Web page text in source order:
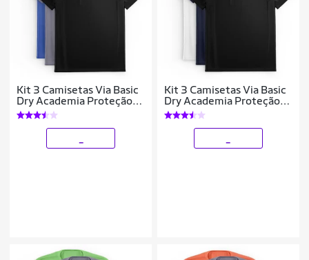
Kit 3 Camisetas Via Basic
Dry Academia Proteção
Solar UV Masculina
Kit 3 Camisetas Via Basic
Dry Academia Proteção
Solar UV Masculina